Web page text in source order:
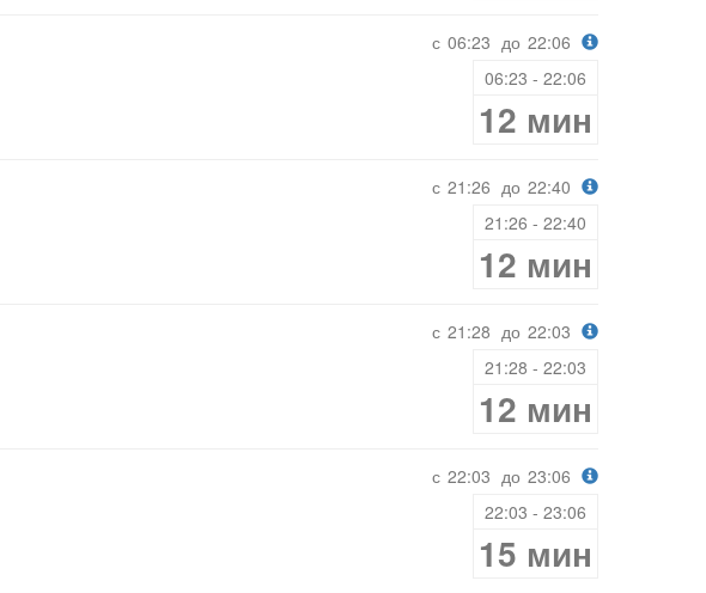
с 06:23 до 22:06
06:23 - 22:06
12 мин
с 21:26 до 22:40
21:26 - 22:40
12 мин
с 21:28 до 22:03
21:28 - 22:03
12 мин
с 22:03 до 23:06
22:03 - 23:06
15 мин